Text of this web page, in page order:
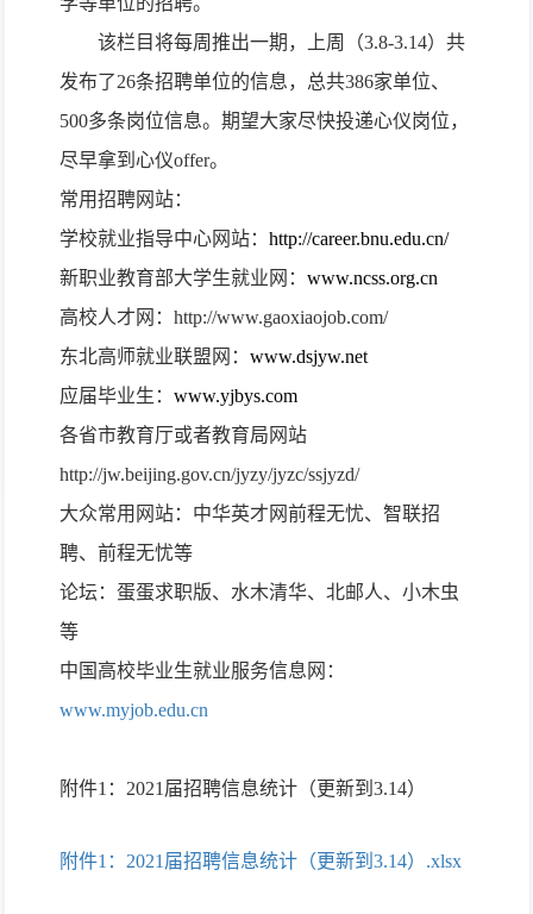
该栏目将每周推出一期，上周（3.8-3.14）共
发布了26条招聘单位的信息，总共386家单位、
500多条岗位信息。期望大家尽快投递心仪岗位，
尽早拿到心仪offer。
常用招聘网站：
学校就业指导中心网站： http://career.bnu.edu.cn/
新职业教育部大学生就业网： www.ncss.org.cn
高校人才网：http://www.gaoxiaojob.com/
东北高师就业联盟网： www.dsjyw.net
应届毕业生： www.yjbys.com
各省市教育厅或者教育局网站
http://jw.beijing.gov.cn/jyzy/jyzc/ssjyzd/
大众常用网站：中华英才网前程无忧、智联招
聘、前程无忧等
论坛：蛋蛋求职版、水木清华、北邮人、小木虫
等
中国高校毕业生就业服务信息网：
www.myjob.edu.cn
附件1：2021届招聘信息统计（更新到3.14）
附件1：2021届招聘信息统计（更新到3.14）.xlsx